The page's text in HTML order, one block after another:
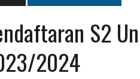
S2
2024